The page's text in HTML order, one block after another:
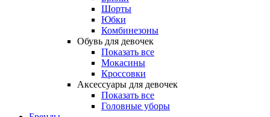
Шорты
Юбки
Комбинезоны
Обувь для девочек
Показать все
Мокасины
Кроссовки
Аксессуары для девочек
Показать все
Головные уборы